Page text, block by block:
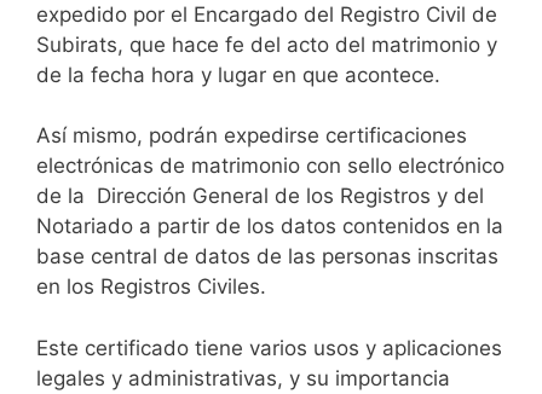
expedido por el Encargado del Registro Civil de
Subirats, que hace fe del acto del matrimonio y
de la fecha hora y lugar en que acontece.
Así mismo, podrán expedirse certificaciones
electrónicas de matrimonio con sello electrónico
de la Dirección General de los Registros y del
Notariado a partir de los datos contenidos en la
base central de datos de las personas inscritas
en los Registros Civiles.
Este certificado tiene varios usos y aplicaciones
legales y administrativas, y su importancia